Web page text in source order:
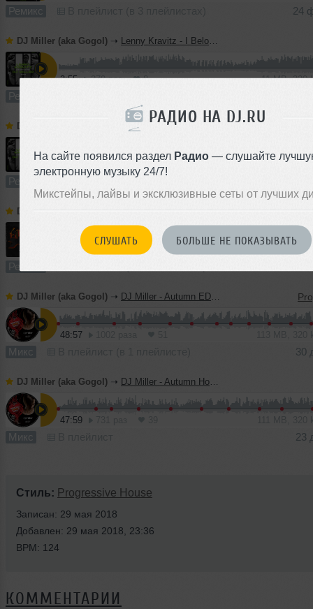
РАДИО НА DJ.RU
На сайте появился раздел Радио — слушайте
электронную музыку 24/7!
Микстейпы, лайвы и эксклюзивные сеты от лучших
СЛУШАТЬ БОЛЬШЕ НЕ ПОКАЗЫВАТЬ
Ремикс 24
DJ Miller (aka Gogol) ➝ Lenny Kravitz - I Belong To You (DJ Miller Dub Mix)
3:55 279 раз 8 11 MB, 320
Ремикс
DJ Miller (aka Gogol) Lenny Kravitz - I Belong To You (DJ Miller Radio Mix)
10 MB,
Ремикс В плейлист
DJ Miller (aka Gogol)
132 10 MB, 320
Ремикс
DJ Miller (aka Gogol) ➝ DJ Miller - Autumn EDM 2019 Mix
48:57
Микс 30
DJ Miller (aka Gogol) ➝ DJ Miller - Autumn House 2019 Mix
47:59
Микс 23
Стиль: Progressive House
Записан: 29 мая 2018
Добавлен: 29 мая 2018, 23:36
BPM: 124
КОММЕНТАРИИ